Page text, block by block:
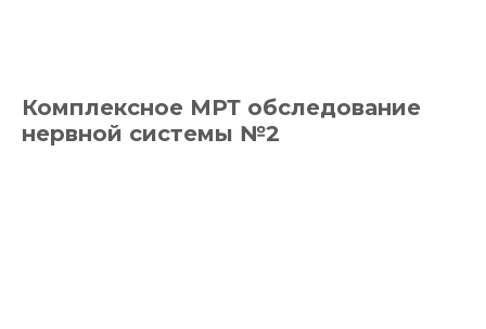
Комплексное МРТ обследование
нервной системы №2